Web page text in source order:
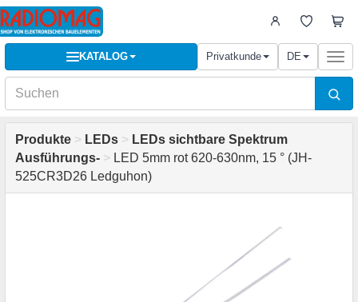
KATALOG Privatkunde DE
Produkte > LEDs > LEDs sichtbare Spektrum
Ausführungs- > LED 5mm rot 620-630nm, 15 ° (JH-
525CR3D26 Ledguhon)